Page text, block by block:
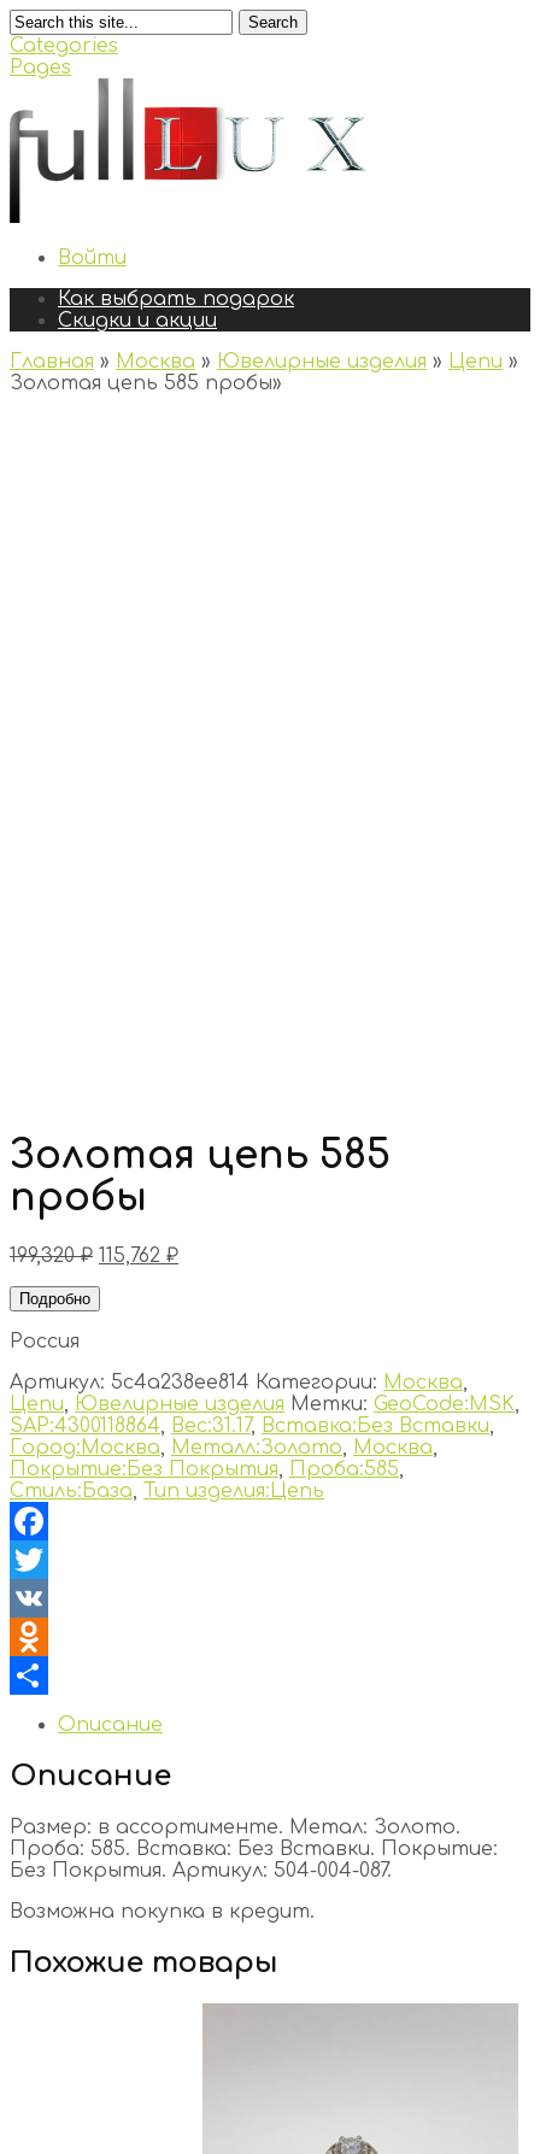
Search
Categories
Pages
Войти
Как выбрать подарок
Скидки и акции
Главная » Москва » Ювелирные изделия » Цепи »
Золотая цепь 585 пробы»
Золотая цепь 585
пробы
199,320₽ 115,762 ₽
Подробно
Россия
Артикул: 5c4a238ee814 Категории: Москва,
Цепи, Ювелирные изделия Метки: GeoCode:MSK,
SAP:4300118864, Вес:31.17, Вставка:Без Вставки,
Город:Москва, Металл:Золото, Москва,
Покрытие:Без Покрытия, Проба:585,
Стиль:База, Тип изделия:Цепь
Facebook
Twitter
VK
Odnoklassniki
Отправить
Описание
Описание
Размер: в ассортименте. Метал: Золото.
Проба: 585. Вставка: Без Вставки. Покрытие:
Без Покрытия. Артикул: 504-004-087.
Возможна покупка в кредит.
Похожие товары